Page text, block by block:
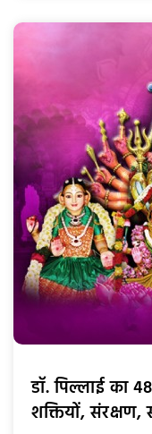
डाॅ. पिल्लाई का
शक्तियों,